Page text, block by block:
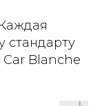
стандарту
Car Blanche